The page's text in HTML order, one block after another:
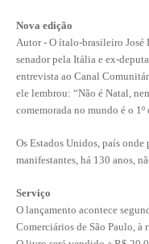
OPORTUNIDADES
APRESENTAÇÃO
EMPREGO E ESTÁGIO
CARREIRA
NEWSLETTER
Nova edição
Autor - O ítalo-brasileiro José
senador pela Itália e ex-
entrevista ao Canal
ele lembrou: “Não é Natal,
comemorada no mundo é o
Os Estados Unidos, país onde
manifestantes, há 130 anos,
Serviço
O lançamento acontece
Comerciários de São Paulo, à